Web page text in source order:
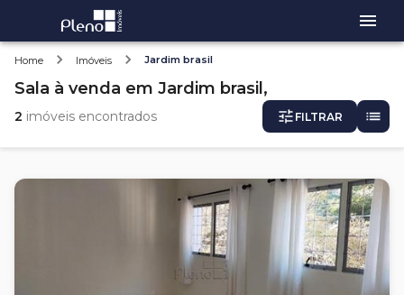
Home Imóveis Jardim brasil
Sala à venda em Jardim brasil,
2 imóveis encontrados FILTRAR